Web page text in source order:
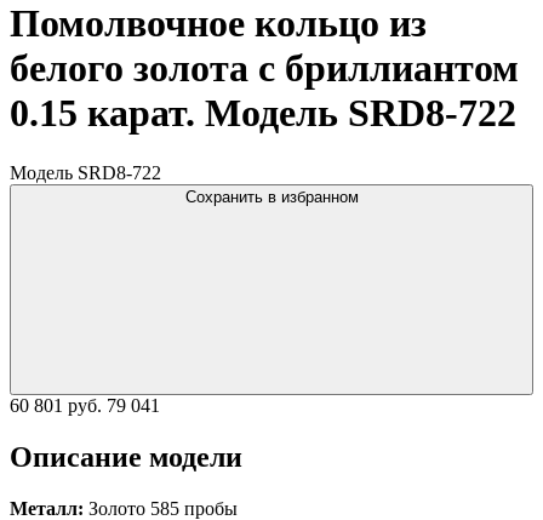
Помолвочное кольцо из
белого золота с бриллиантом
0.15 карат. Модель SRD8-722
Модель SRD8-722
Сохранить в избранном
60 801 руб. 79 041
Описание модели
Металл: Золото 585 пробы